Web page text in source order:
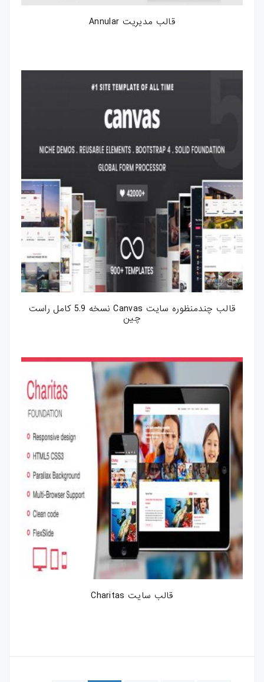
قالب مدیریت Annular
قالب چندمنظوره سایت Canvas نسخه 5.9 کامل راست
چین
قالب سایت Charitas